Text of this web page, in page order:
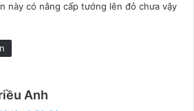
t
này có nâng cấp tướng lên đỏ chưa vậy
Anh